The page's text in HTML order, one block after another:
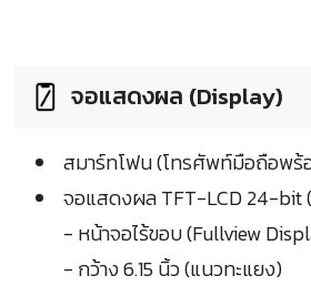
จอแสดงผล (Display)
สมาร์ทโฟน (โทรศัพท์มือถือพร้
จอแสดงผล TFT-LCD 24-bit
- หน้าจอไร้ขอบ (Fullview
- กว้าง 6.15 นิ้ว (แนวทะแยง)